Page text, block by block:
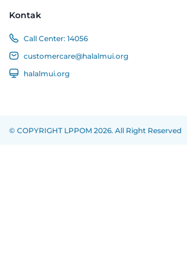
Kontak
Call Center: 14056
customercare@halalmui.org
halalmui.org
© COPYRIGHT LPPOM 2026. All Right Reserved